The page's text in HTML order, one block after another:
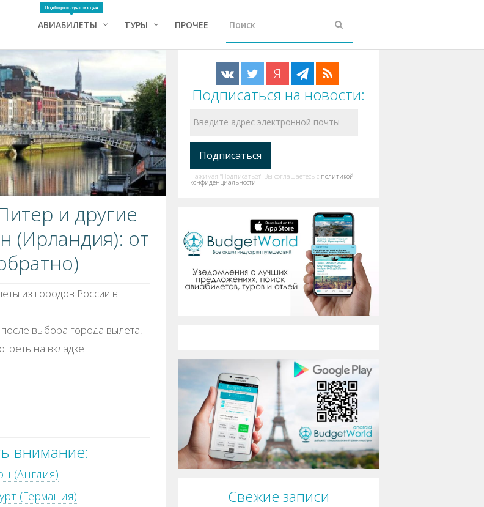
АВИАБИЛЕТЫ
Подборки лучших цен
ТУРЫ ПРОЧЕЕ
и другие
(Ирландия): от
из городов России в
выбора города вылета,
на вкладке
внимание:
(Англия)
(Германия)
Я
Подписаться на новости:
Нажимая "Подписаться" Вы соглашаетесь с политикой
конфиденциальности
Свежие записи